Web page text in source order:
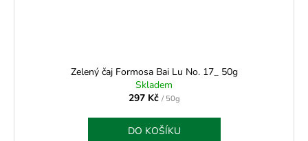
Zelený čaj Formosa Bai Lu No. 17_ 50g
Skladem
297 Kč / 50g
DO KOŠÍKU